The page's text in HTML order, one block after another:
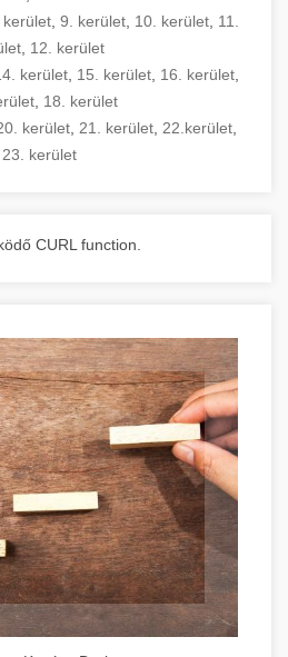
kerület, 9. kerület, 10. kerület, 11.
12. kerület
kerület 15. kerület 16. kerület
18. kerület
kerület 21. kerület 22.kerület
23. kerület
CURL function.